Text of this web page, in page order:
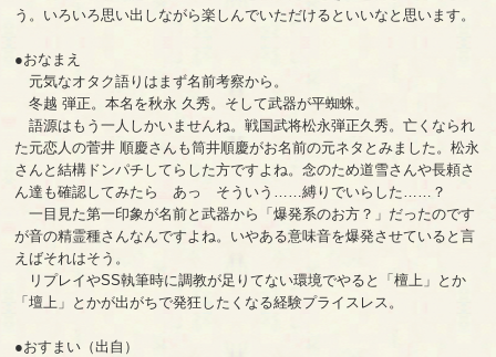
う。いろいろ思い出しながら楽しんでいただけるといいなと思います。
●おなまえ
元気なオタク語りはまず名前考察から。
冬越 弾正。本名を秋永 久秀。そして武器が平蜘蛛。
語源はもう一人しかいませんね。戦国武将松永弾正久秀。亡くなられ
た元恋人の菅井 順慶さんも筒井順慶がお名前の元ネタとみました。松永
さんと結構ドンパチしてらした方ですよね。念のため道雪さんや長頼さ
ん達も確認してみたら あっ そういう……縛りでいらした……？
一目見た第一印象が名前と武器から「爆発系のお方？」だったのです
が音の精霊種さんなんですよね。いやある意味音を爆発させていると言
えばそれはそう。
リプレイやSS執筆時に調教が足りてない環境でやると「檀上」とか
「壇上」とかが出がちで発狂したくなる経験プライスレス。
●おすまい（出自）